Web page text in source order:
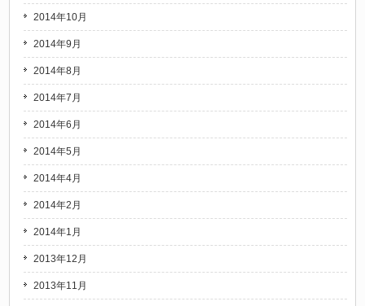
2014年10月
2014年9月
2014年8月
2014年7月
2014年6月
2014年5月
2014年4月
2014年2月
2014年1月
2013年12月
2013年11月